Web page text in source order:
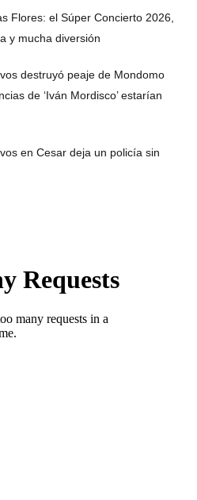
Flores: el Súper Concierto 2026,
y mucha diversión
destruyó peaje de Mondomo
de ‘Iván Mordisco’ estarían
en Cesar deja un policía sin